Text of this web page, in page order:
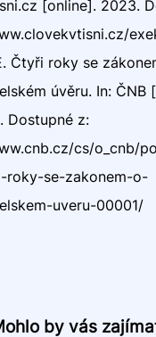
[online]. 2023.
Čtyři roky se
úvěru. In: ČNB
Dostupné z:
cs/o_cnb/
roky-se-zakonem-o-
uveru-00001/
by vás